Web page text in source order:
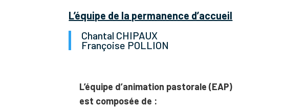
L’équipe de la permanence d’accueil
Chantal CHIPAUX
Françoise POLLION
L’équipe d’animation pastorale (EAP)
est composée de :